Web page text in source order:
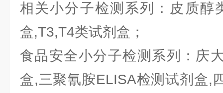
相关小分子检测系列：皮质醇
盒,T3,T4类试剂盒；
食品安全小分子检测系列：庆
盒,三聚氰胺ELISA检测试剂盒,